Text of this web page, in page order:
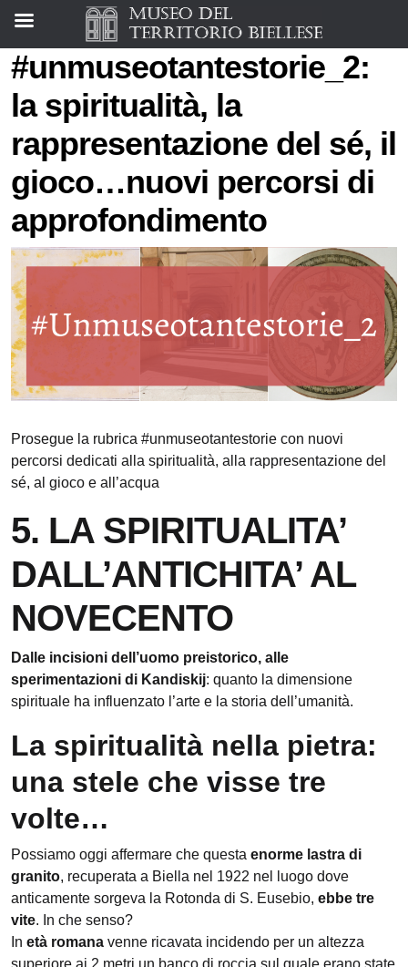
#unmuseotantestorie_2:
la spiritualità, la
rappresentazione del sé, il
gioco…nuovi percorsi di
approfondimento
Prosegue la rubrica #unmuseotantestorie con nuovi
percorsi dedicati alla spiritualità, alla rappresentazione del
sé, al gioco e all’acqua
5. LA SPIRITUALITA’
DALL’ANTICHITA’ AL
NOVECENTO
Dalle incisioni dell’uomo preistorico, alle
sperimentazioni di Kandiskij: quanto la dimensione
spirituale ha influenzato l’arte e la storia dell’umanità.
La spiritualità nella pietra:
una stele che visse tre
volte…
Possiamo oggi affermare che questa enorme lastra di
granito, recuperata a Biella nel 1922 nel luogo dove
anticamente sorgeva la Rotonda di S. Eusebio, ebbe tre
vite. In che senso?
In età romana venne ricavata incidendo per un altezza